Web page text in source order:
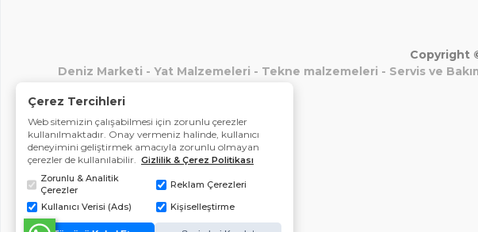
Copyright
Deniz Marketi - Yat Malzemeleri - Tekne malzemeleri - Servis ve
Çerez Tercihleri
Web sitemizin çalışabilmesi için zorunlu çerezler
kullanılmaktadır. Onay vermeniz halinde, kullanıcı
deneyimini geliştirmek amacıyla zorunlu olmayan
çerezler de kullanılabilir. Gizlilik & Çerez Politikası
Zorunlu & Analitik
Çerezler
Reklam Çerezleri
Kullanıcı Verisi (Ads) Kişiselleştirme